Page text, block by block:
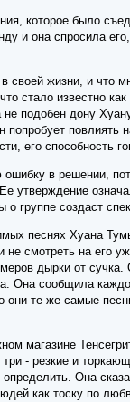
которое было
и она спросила
жизни, и что
известно
подобен дону
его способность
в решении,
утверждение
группе создаст
песнях Хуана
не смотреть на
дырки от
сообщила
те же самые
магазине
- резкие и
Она
как тоску по